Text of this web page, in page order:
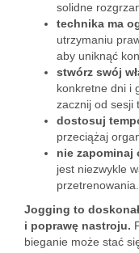
solidne
technika ma
utrzymaniu
aby uniknąć
stwórz swój
konkretne dni i
zacznij od sesji
dostosuj
przeciążaj
nie zapominaj
jest niezwykle
przetrenowania.
Jogging to
i poprawę nastroju.
bieganie może stać